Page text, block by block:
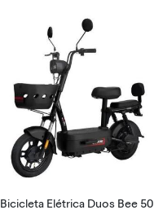
Bicicleta Elétrica Duos Bee 50